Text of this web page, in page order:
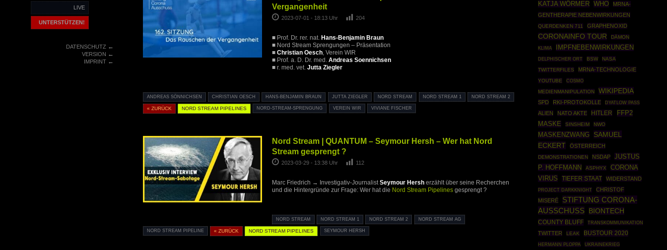
LIVE
UNTERSTÜTZEN!
DATENSCHUTZ←
VERSION ←
IMPRINT←
Vergangenheit
2023-07-01 - 18:13 Uhr 204
■ Prof. Dr. rer. nat. Hans-Benjamin Braun
■ Nord Stream Sprengungen – Präsentation
■ Christian Oesch, Verein WIR
■ Prof. a. D. Dr. med. Andreas Soennichsen
■ r. med. vet. Jutta Ziegler
ANDREAS SÖNNICHSEN CHRISTIAN OESCH HANS-BENJAMIN BRAUN JUTTA ZIEGLER NORD STREAM NORD STREAM 1 NORD STREAM 2
« ZURÜCK NORD STREAM PIPELINES NORD-STREAM-SPRENGUNG VEREIN WIR VIVIANE FISCHER
Nord Stream | QUANTUM – Seymour Hersh – Wer hat Nord
Stream gesprengt ?
2023-03-29 - 13:38 Uhr 112
Marc Friedrich → Investigativ-Journalist Seymour Hersherzählt über seine Recherchen
und die Hintergründe zur Frage: Wer hat die Nord Stream Pipelinesgesprengt ?
NORD STREAM NORD STREAM 1 NORD STREAM 2 NORD STREAM AG
NORD STREAM PIPELINE « ZURÜCK NORD STREAM PIPELINES SEYMOUR HERSH
KATJA WÖRMER WHO
MRNA-
GENTHERAPIE NEBENWIRKUNGEN
QUERDENKEN 711 GRAPHENOXID
CORONAINFO TOUR DÄMON
KLIMA IMPFNEBENWIRKUNGEN
DELPHISCHER ORT BSW
NASA
TWITTERFILES
MRNA-TECHNOLOGIE
YOUTUBE
COSMO
MEDIENMANIPULATION
WIKIPEDIA
SPD RKI-PROTOKOLLE DYATLOW PASS
ALIEN NATO AKTE HITLER
FFP2
MASKE
SINSHEIM NWO
MASKENZWANG
SAMUEL
ECKERT
ÖSTERREICH
DEMONSTRATIONEN NSDAP
JUSTUS
P. HOFFMANN
ASPHYX
CORONA
VIRUS
TIEFER STAAT WIDERSTAND
PROJECT DARKKNIGHT
CHRISTOF
MISERÉ
STIFTUNG CORONA-
AUSSCHUSS
BIONTECH
COUNTY BLUFF TRANSKOMMUNIKATION
TWITTER LEAK BUSTOUR 2020
HERMANN PLOPPA UKRAINEKRIEG